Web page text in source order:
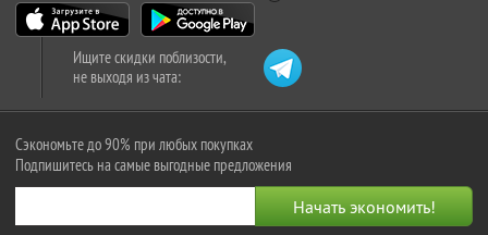
Ищите скидки поблизости,
не выходя из чата:
Сэкономьте до 90% при любых покупках
Подпишитесь на самые выгодные предложения